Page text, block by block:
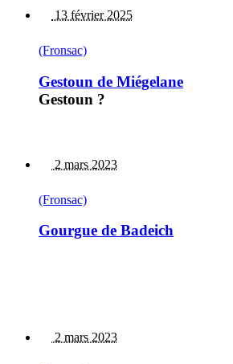
13 février 2025
(Fronsac)
Gestoun de Miégelane
Gestoun ?
2 mars 2023
(Fronsac)
Gourgue de Badeich
2 mars 2023